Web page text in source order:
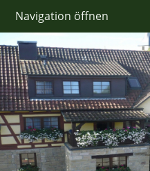
Navigation öffnen